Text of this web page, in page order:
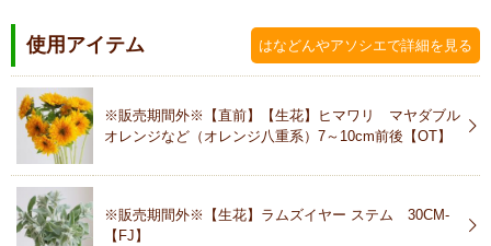
使用アイテム はなどんやアソシエで詳細を見る
※販売期間外※【直前】【生花】ヒマワリ マヤダブル
オレンジなど（オレンジ八重系）7～10cm前後【OT】
※販売期間外※【生花】ラムズイヤー ステム 30CM-
【FJ】